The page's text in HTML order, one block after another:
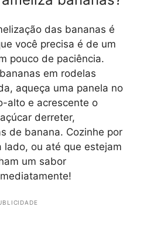
das bananas é
você precisa é de um
pouco de paciência.
em rodelas
aqueça uma panela no
alto e acrescente o
derreter,
de banana. Cozinhe por
lado, ou até que estejam
um sabor